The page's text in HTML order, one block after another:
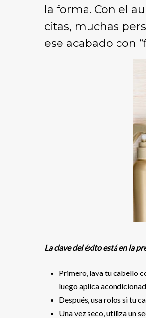
la forma. Con el
citas, muchas
ese acabado con
La clave del éxito está en la
Primero, lava tu cabello
luego aplica
Después, usa rolos si tu
Una vez seco, utiliza un